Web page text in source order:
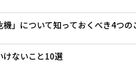
」について知っておくべき4つの
けないこと10選